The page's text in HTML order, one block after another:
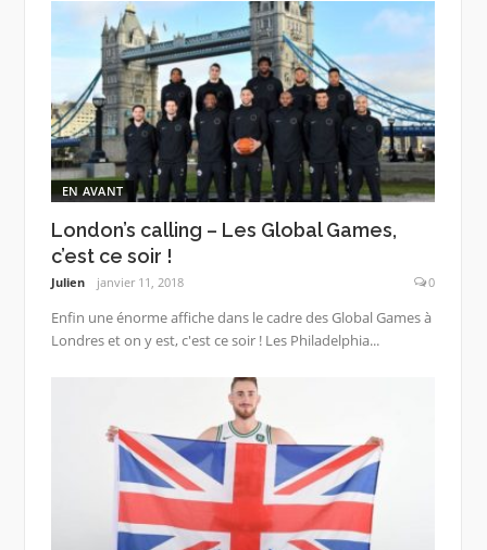
EN AVANT
London’s calling – Les Global Games,
c’est ce soir !
Julien janvier 11, 2018 0
Enfin une énorme affiche dans le cadre des Global Games à
Londres et on y est, c'est ce soir ! Les Philadelphia...